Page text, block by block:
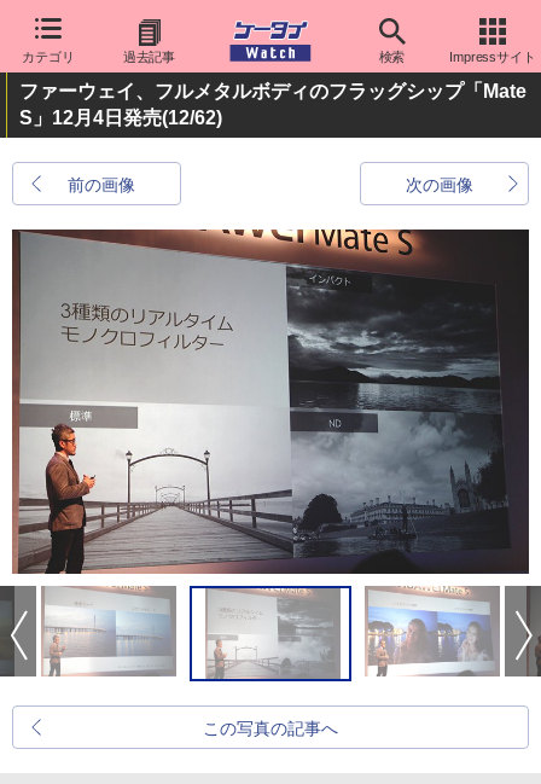
カテゴリ 過去記事 検索 Impressサイト
ファーウェイ、フルメタルボディのフラッグシップ「Mate
S」12月4日発売(12/62)
前の画像 次の画像
この写真の記事へ